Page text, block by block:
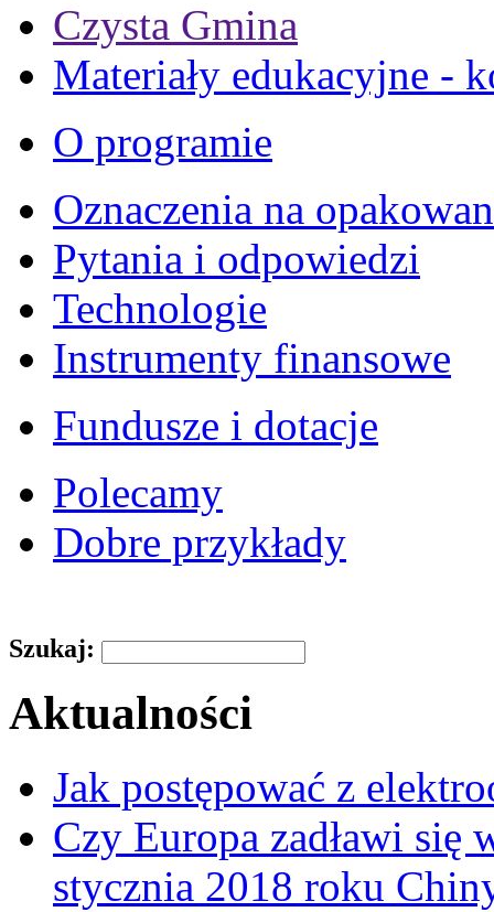
Czysta Gmina
Materiały edukacyjne -
O programie
Oznaczenia na
Pytania i odpowiedzi
Technologie
Instrumenty finansowe
Fundusze i dotacje
Polecamy
Dobre przykłady
Szukaj:
Aktualności
Jak postępować z
Czy Europa zadławi się
stycznia 2018 roku